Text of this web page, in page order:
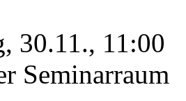
30.11., 11:00
Seminarraum